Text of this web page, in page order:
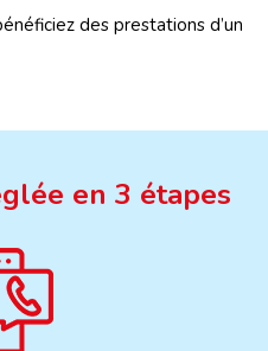
des prestations d’un
en 3 étapes